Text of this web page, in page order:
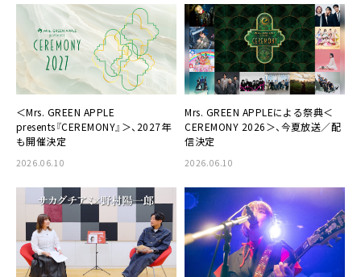
＜Mrs. GREEN APPLE
presents『CEREMONY』＞、2027年
も開催決定
2026.06.10
Mrs. GREEN APPLEによる祭典＜
CEREMONY 2026＞、今夏放送／配
信決定
2026.06.10